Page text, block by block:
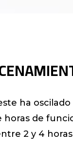
ha
de
2 y 4